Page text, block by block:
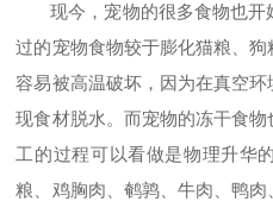
现今，宠物的很多食物也开
过的宠物食物较于膨化猫粮、
容易被高温破坏，因为在真空
现食材脱水。而宠物的冻干食
工的过程可以看做是物理升华
粮、鸡胸肉、鹌鹑、牛肉、鸭